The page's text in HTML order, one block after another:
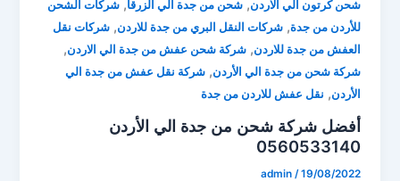
شحن كرتون الي الاردن,شحن من جدة الي الزرقا,شركات الشحن
للأردن من جدة,شركات النقل البري من جدة للاردن,شركات نقل
العفش من جدة للاردن,شركة شحن عفش من جدة الي الاردن,
شركة شحن من جدة الي الأردن,شركة نقل عفش من جدة الي
الأردن, نقل عفش للاردن من جدة
أفضل شركة شحن من جدة الي الأردن
0560533140
admin /19/08/2022